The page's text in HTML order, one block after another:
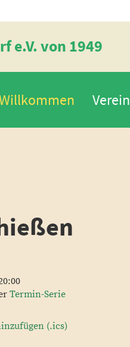
e.V. von 1949
Verein
Termin-Serie
(.ics)